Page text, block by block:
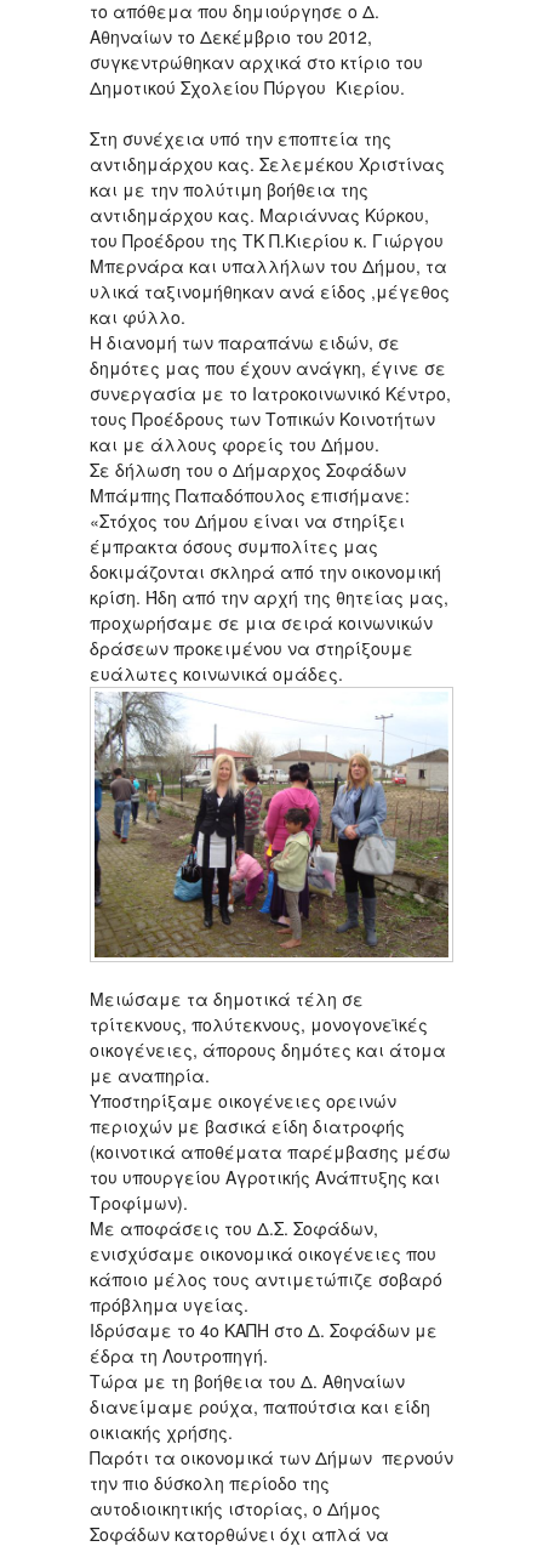
το απόθεμα που δημιούργησε ο Δ.
Αθηναίων το Δεκέμβριο του 2012,
συγκεντρώθηκαν αρχικά στο κτίριο του
Δημοτικού Σχολείου Πύργου Κιερίου.
Στη συνέχεια υπό την εποπτεία της
αντιδημάρχου κας. Σελεμέκου Χριστίνας
και με την πολύτιμη βοήθεια της
αντιδημάρχου κας. Μαριάννας Κύρκου,
του Προέδρου της ΤΚ Π.Κιερίου κ. Γιώργου
Μπερνάρα και υπαλλήλων του Δήμου, τα
υλικά ταξινομήθηκαν ανά είδος ,μέγεθος
και φύλλο.
Η διανομή των παραπάνω ειδών, σε
δημότες μας που έχουν ανάγκη, έγινε σε
συνεργασία με το Ιατροκοινωνικό Κέντρο,
τους Προέδρους των Τοπικών Κοινοτήτων
και με άλλους φορείς του Δήμου.
Σε δήλωση του ο Δήμαρχος Σοφάδων
Μπάμπης Παπαδόπουλος επισήμανε:
«Στόχος του Δήμου είναι να στηρίξει
έμπρακτα όσους συμπολίτες μας
δοκιμάζονται σκληρά από την οικονομική
κρίση. Ήδη από την αρχή της θητείας μας,
προχωρήσαμε σε μια σειρά κοινωνικών
δράσεων προκειμένου να στηρίξουμε
ευάλωτες κοινωνικά ομάδες.
Μειώσαμε τα δημοτικά τέλη σε
τρίτεκνους, πολύτεκνους, μονογονεϊκές
οικογένειες, άπορους δημότες και άτομα
με αναπηρία.
Υποστηρίξαμε οικογένειες ορεινών
περιοχών με βασικά είδη διατροφής
(κοινοτικά αποθέματα παρέμβασης μέσω
του υπουργείου Αγροτικής Ανάπτυξης και
Τροφίμων).
Με αποφάσεις του Δ.Σ. Σοφάδων,
ενισχύσαμε οικονομικά οικογένειες που
κάποιο μέλος τους αντιμετώπιζε σοβαρό
πρόβλημα υγείας.
Ιδρύσαμε το 4ο ΚΑΠΗ στο Δ. Σοφάδων με
έδρα τη Λουτροπηγή.
Τώρα με τη βοήθεια του Δ. Αθηναίων
διανείμαμε ρούχα, παπούτσια και είδη
οικιακής χρήσης.
Παρότι τα οικονομικά των Δήμων περνούν
την πιο δύσκολη περίοδο της
αυτοδιοικητικής ιστορίας, ο Δήμος
Σοφάδων κατορθώνει όχι απλά να